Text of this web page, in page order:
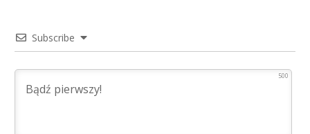
Subscribe
500